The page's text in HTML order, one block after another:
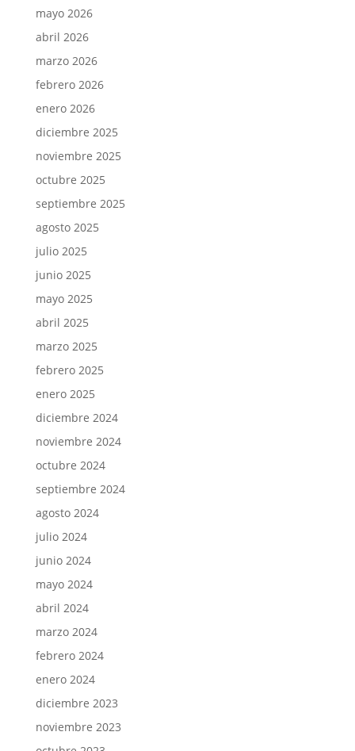
mayo 2026
abril 2026
marzo 2026
febrero 2026
enero 2026
diciembre 2025
noviembre 2025
octubre 2025
septiembre 2025
agosto 2025
julio 2025
junio 2025
mayo 2025
abril 2025
marzo 2025
febrero 2025
enero 2025
diciembre 2024
noviembre 2024
octubre 2024
septiembre 2024
agosto 2024
julio 2024
junio 2024
mayo 2024
abril 2024
marzo 2024
febrero 2024
enero 2024
diciembre 2023
noviembre 2023